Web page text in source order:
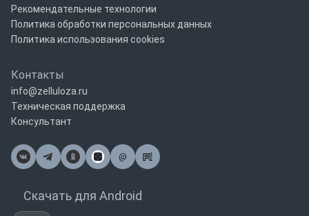
Рекомендательные технологии
Политика обработки персональных данных
Политика использования cookies
Контакты
info@zelluloza.ru
Техническая поддержка
Консультант
@
Почта
Скачать для Android